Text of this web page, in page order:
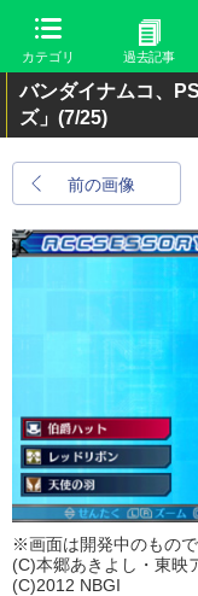
カテゴリ 過去記事
バンダイナムコ、
ズ」 (7/25)
前の画像
※画面は開発中のもので
(C)本郷あきよし・東映
(C)2012 NBGI